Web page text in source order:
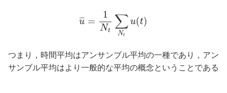
u
¯¯
¯ =
1
Nt ∑
Nt
u(t)
つまり，時間平均はアンサンブル平均の一種であり，アン
サンブル平均はより一般的な平均の概念ということである